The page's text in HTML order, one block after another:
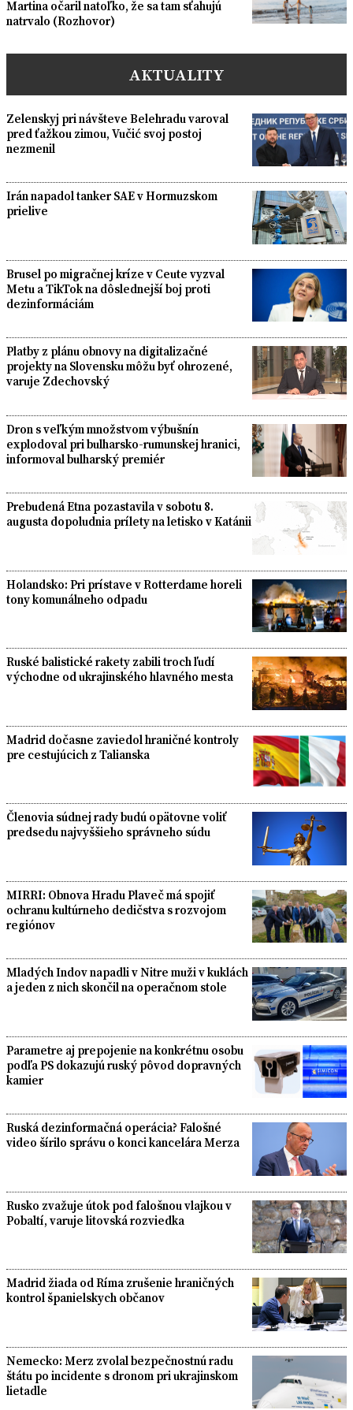
Martina očaril natoľko, že sa tam sťahujú
natrvalo (Rozhovor)
AKTUALITY
Zelenskyj pri návšteve Belehradu varoval
pred ťažkou zimou, Vučić svoj postoj
nezmenil
Irán napadol tanker SAE v Hormuzskom
prielive
Brusel po migračnej kríze v Ceute vyzval
Metu a TikTok na dôslednejší boj proti
dezinformáciám
Platby z plánu obnovy na digitalizačné
projekty na Slovensku môžu byť ohrozené,
varuje Zdechovský
Dron s veľkým množstvom výbušnín
explodoval pri bulharsko-rumunskej hranici,
informoval bulharský premiér
Prebudená Etna pozastavila v sobotu 8.
augusta dopoludnia prílety na letisko v Katánii
Holandsko: Pri prístave v Rotterdame horeli
tony komunálneho odpadu
Ruské balistické rakety zabili troch ľudí
východne od ukrajinského hlavného mesta
Madrid dočasne zaviedol hraničné kontroly
pre cestujúcich z Talianska
Členovia súdnej rady budú opätovne voliť
predsedu najvyššieho správneho súdu
MIRRI: Obnova Hradu Plaveč má spojiť
ochranu kultúrneho dedičstva s rozvojom
regiónov
Mladých Indov napadli v Nitre muži v kuklách
a jeden z nich skončil na operačnom stole
Parametre aj prepojenie na konkrétnu osobu
podľa PS dokazujú ruský pôvod dopravných
kamier
Ruská dezinformačná operácia? Falošné
video šírilo správu o konci kancelára Merza
Rusko zvažuje útok pod falošnou vlajkou v
Pobaltí, varuje litovská rozviedka
Madrid žiada od Ríma zrušenie hraničných
kontrol španielskych občanov
Nemecko: Merz zvolal bezpečnostnú radu
štátu po incidente s dronom pri ukrajinskom
lietadle